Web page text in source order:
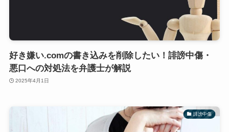
好き嫌い.comの書き込みを削除したい！誹謗中傷・
悪口への対処法を弁護士が解説
2025年4月1日
誹謗中傷